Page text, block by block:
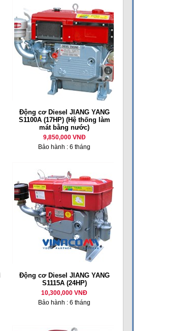
Động cơ Diesel JIANG YANG
S1100A (17HP) (Hệ thống làm
mát bằng nước)
9,850,000 VNĐ
Bảo hành : 6 tháng
Động cơ Diesel JIANG YANG
S1115A (24HP)
10,300,000 VNĐ
Bảo hành : 6 tháng